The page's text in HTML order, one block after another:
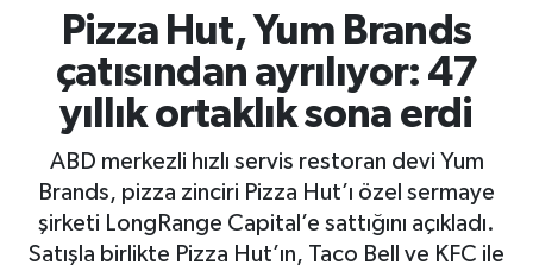
Pizza Hut, Yum Brands
çatısından ayrılıyor: 47
yıllık ortaklık sona erdi
ABD merkezli hızlı servis restoran devi Yum
Brands, pizza zinciri Pizza Hut’ı özel sermaye
şirketi LongRange Capital’e sattığını açıkladı.
Satışla birlikte Pizza Hut’ın, Taco Bell ve KFC ile
Borsa Haberleri
İş Dünyası
Lojistik
Otovitrin
Asayiş
Süper Lig Puan Durumu ve Fikstür
Tüm Manşetler
Son Dakika Haberleri
Haber Arşivi